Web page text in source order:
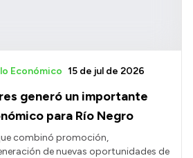
generó un importante
para Río Negro
Económico 15 de jul de 2026
combinó promoción,
de nuevas oportunidades de